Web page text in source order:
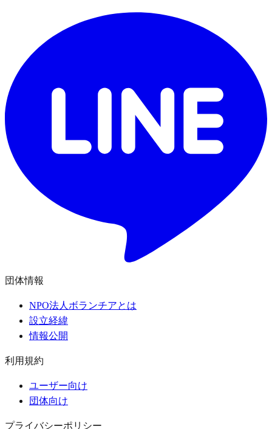
団体情報
NPO法人ボランチアとは
設立経緯
情報公開
利用規約
ユーザー向け
団体向け
プライバシーポリシー